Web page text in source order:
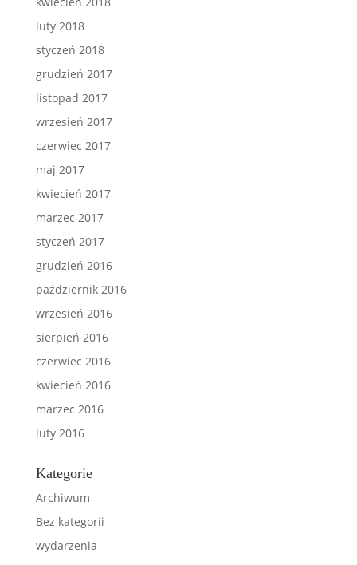
luty 2018
styczeń 2018
grudzień 2017
listopad 2017
wrzesień 2017
czerwiec 2017
maj 2017
kwiecień 2017
marzec 2017
styczeń 2017
grudzień 2016
październik 2016
wrzesień 2016
sierpień 2016
czerwiec 2016
kwiecień 2016
marzec 2016
luty 2016
Kategorie
Archiwum
Bez kategorii
wydarzenia